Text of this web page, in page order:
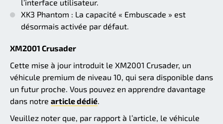
l’interface utilisateur.
XK3 Phantom : La capacité « Embuscade » est
désormais activée par défaut.
XM2001 Crusader
Cette mise à jour introduit le XM2001 Crusader, un
véhicule premium de niveau 10, qui sera disponible dans
un futur proche. Vous pouvez en apprendre davantage
dans notre article dédié.
Veuillez noter que, par rapport à l’article, le véhicule